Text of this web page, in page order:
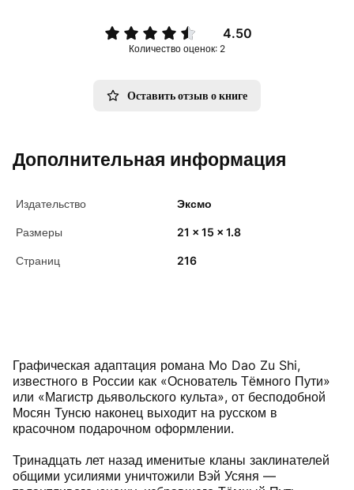
4.50
Количество оценок: 2
Оставить отзыв о книге
Дополнительная информация
Издательство Эксмо
Размеры 21 x 15 x 1.8
Страниц 216
Графическая адаптация романа Mo Dao Zu Shi,
известного в России как «Основатель Тёмного Пути»
или «Магистр дьявольского культа», от бесподобной
Мосян Тунсю наконец выходит на русском в
красочном подарочном оформлении.
Тринадцать лет назад именитые кланы заклинателей
общими усилиями уничтожили Вэй Усяня —